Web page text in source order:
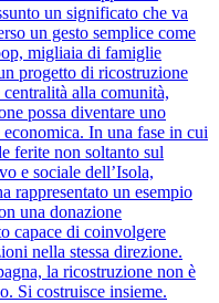
un significato che va
un gesto semplice come
migliaia di famiglie
progetto di ricostruzione
alla comunità,
possa diventare uno
In una fase in cui
ferite non soltanto sul
e sociale dell’Isola,
rappresentato un esempio
una donazione
capace di coinvolgere
nella stessa direzione.
la ricostruzione non è
Si costruisce insieme.